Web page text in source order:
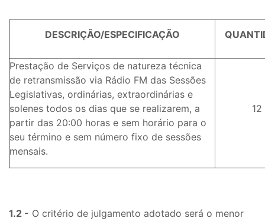
DESCRIÇÃO/ESPECIFICAÇÃO
Prestação de Serviços de natureza técnica
de retransmissão via Rádio FM das Sessões
Legislativas, ordinárias, extraordinárias e
solenes todos os dias que se realizarem, a
partir das 20:00 horas e sem horário para o
seu término e sem número fixo de sessões
mensais.
12
1.2 - O critério de julgamento adotado será o menor